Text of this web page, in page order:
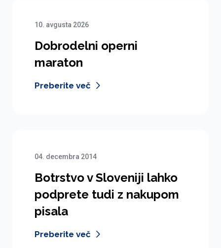
10. avgusta 2026
Dobrodelni operni
maraton
Preberite več
04. decembra 2014
Botrstvo v Sloveniji lahko
podprete tudi z nakupom
pisala
Preberite več